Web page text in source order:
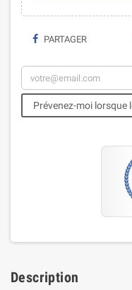
PARTAGER
Prévenez-moi lorsque
Description